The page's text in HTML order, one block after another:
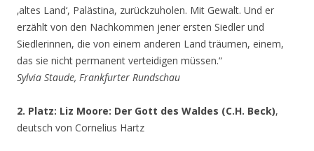
‚altes Land‘, Palästina, zurückzuholen. Mit Gewalt. Und er
erzählt von den Nachkommen jener ersten Siedler und
Siedlerinnen, die von einem anderen Land träumen, einem,
das sie nicht permanent verteidigen müssen.“
Sylvia Staude, Frankfurter Rundschau
2. Platz: Liz Moore: Der Gott des Waldes (C.H. Beck),
deutsch von Cornelius Hartz